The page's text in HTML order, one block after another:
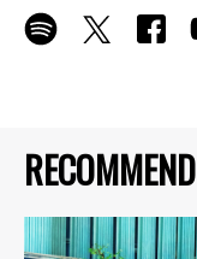
RECOMMEND